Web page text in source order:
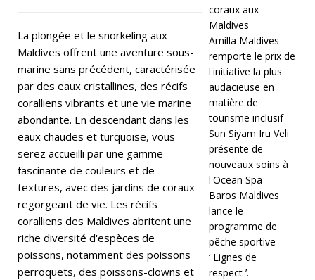
6
C
nt
ar
La plongée et le snorkeling aux
Maldives offrent une aventure sous-
marine sans précédent, caractérisée
par des eaux cristallines, des récifs
coralliens vibrants et une vie marine
abondante. En descendant dans les
eaux chaudes et turquoise, vous
serez accueilli par une gamme
fascinante de couleurs et de
textures, avec des jardins de coraux
regorgeant de vie. Les récifs
coralliens des Maldives abritent une
riche diversité d'espèces de
poissons, notamment des poissons
perroquets, des poissons-clowns et
coraux aux
Maldives
Amilla Maldives
remporte le prix de
l'initiative la plus
audacieuse en
matière de
tourisme inclusif
Sun Siyam Iru Veli
présente de
nouveaux soins à
l'Ocean Spa
Baros Maldives
lance le
programme de
pêche sportive
‘ Lignes de
respect ’.